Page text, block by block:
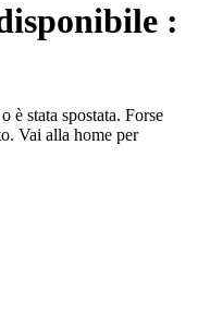
:
è stata spostata. Forse
Vai alla home per